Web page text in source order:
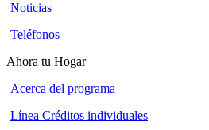
Noticias
Teléfonos
Ahora tu Hogar
Acerca del programa
Línea Créditos individuales